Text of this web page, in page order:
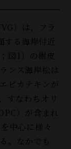
）は，フラ
する海岸付近
図1）の樹皮
ンス海岸松は
ピカテキンが
すなわちオリ
）が含まれ
中心に様々
。なかでも